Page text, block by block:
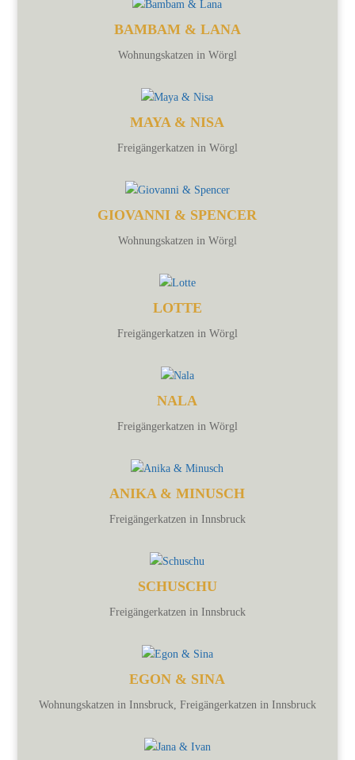
BAMBAM & LANA
Wohnungskatzen in Wörgl
MAYA & NISA
Freigängerkatzen in Wörgl
GIOVANNI & SPENCER
Wohnungskatzen in Wörgl
LOTTE
Freigängerkatzen in Wörgl
NALA
Freigängerkatzen in Wörgl
ANIKA & MINUSCH
Freigängerkatzen in Innsbruck
SCHUSCHU
Freigängerkatzen in Innsbruck
EGON & SINA
Wohnungskatzen in Innsbruck, Freigängerkatzen in Innsbruck